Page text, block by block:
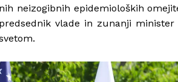
neizogibnih epidemioloških
vlade in zunanji minister